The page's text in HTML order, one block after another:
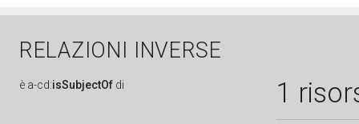
RELAZIONI INVERSE
è a-cd:isSubjectOf di 1